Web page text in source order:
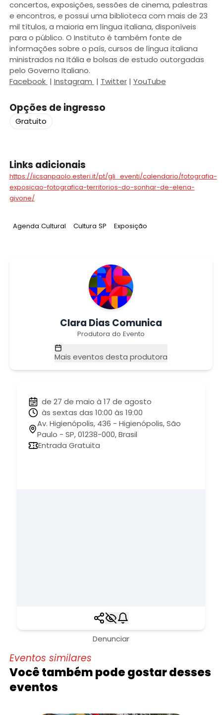
concertos, exposições, sessões de cinema, palestras
e encontros, e possui uma biblioteca com mais de 23
mil títulos, a maioria em língua italiana, disponíveis
para o público. O Instituto é também fonte de
informações sobre o país, cursos de língua italiana
ministrados na Itália e bolsas de estudo outorgadas
pelo Governo Italiano.
Facebook | Instagram | Twitter| YouTube
Opções de ingresso
Gratuito
Links adicionais
https://iicsanpaolo.esteri.it/pt/gli_eventi/calendario/fotografia-
exposicao-fotografica-territorios-do-sonhar-de-elena-
givone/
Tag:
Agenda Cultural Tag:
Cultura SP Tag:
Exposição
Clara Dias Comunica
Produtora do Evento
Mais eventos desta produtora
de 27 de maio à 17 de agosto
às sextas das 10:00 às 19:00
Av. Higienópolis, 436 - Higienópolis, São
Paulo - SP, 01238-000, Brasil
Entrada Gratuita
Denunciar
Eventos similares
Você também pode gostar desses
eventos